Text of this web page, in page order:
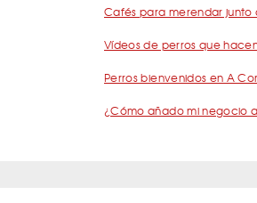
Cafés para merendar junto
Vídeos de perros que
Perros bienvenidos en A
¿Cómo añado mi negocio